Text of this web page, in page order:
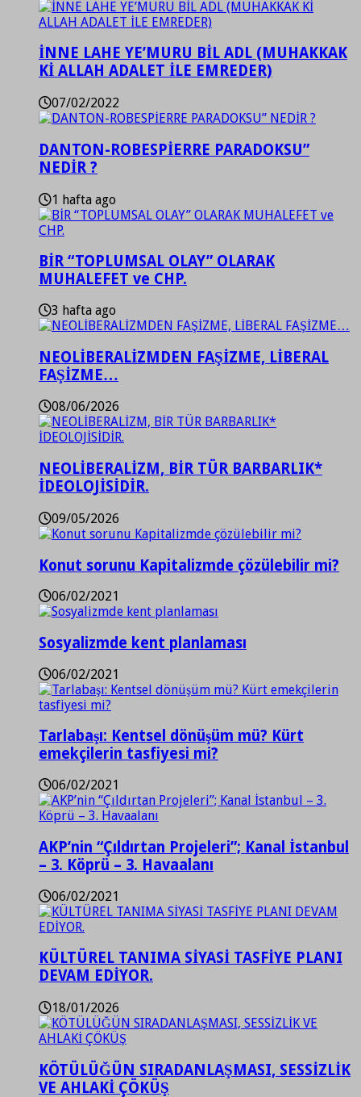
İNNE LAHE YE’MURU BİL ADL (MUHAKKAK
Kİ ALLAH ADALET İLE EMREDER)
07/02/2022
DANTON-ROBESPİERRE PARADOKSU”
NEDİR ?
1 hafta ago
BİR “TOPLUMSAL OLAY” OLARAK
MUHALEFET ve CHP.
3 hafta ago
NEOLİBERALİZMDEN FAŞİZME, LİBERAL
FAŞİZME…
08/06/2026
NEOLİBERALİZM, BİR TÜR BARBARLIK*
İDEOLOJİSİDİR.
09/05/2026
Konut sorunu Kapitalizmde çözülebilir mi?
06/02/2021
Sosyalizmde kent planlaması
06/02/2021
Tarlabaşı: Kentsel dönüşüm mü? Kürt
emekçilerin tasfiyesi mi?
06/02/2021
AKP’nin “Çıldırtan Projeleri”; Kanal İstanbul
– 3. Köprü – 3. Havaalanı
06/02/2021
KÜLTÜREL TANIMA SİYASİ TASFİYE PLANI
DEVAM EDİYOR.
18/01/2026
KÖTÜLÜĞÜN SIRADANLAŞMASI, SESSİZLİK
VE AHLAKİ ÇÖKÜŞ